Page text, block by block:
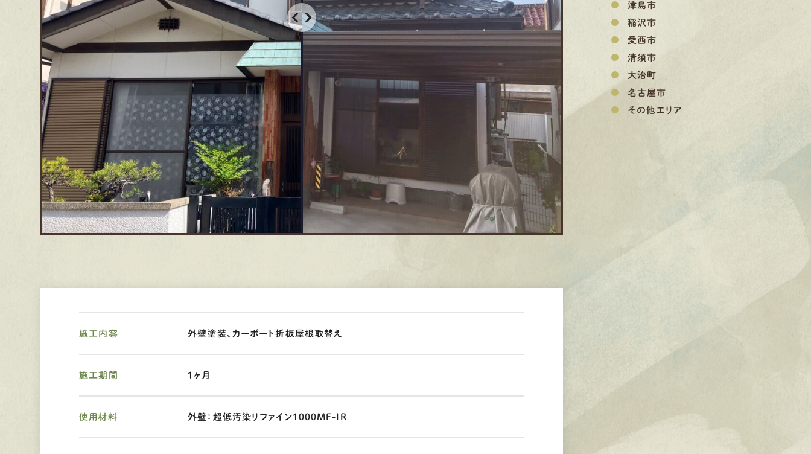
施工内容 外壁塗装、カーポート折板屋根取替え
施工期間 1ヶ月
使用材料 外壁：超低汚染リファイン1000MF-IR
津島市
稲沢市
愛西市
清須市
大治町
名古屋市
その他エリア